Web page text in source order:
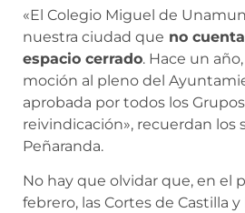
«El Colegio Miguel de
nuestra ciudad que no
espacio cerrado. Hace un
moción al pleno del
aprobada por todos los
reivindicación», recuerdan los
Peñaranda.
No hay que olvidar que, en el
febrero, las Cortes de Castilla